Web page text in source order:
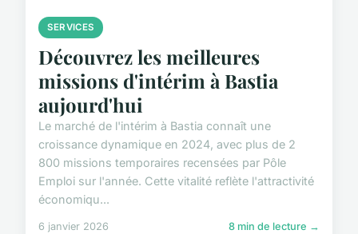
SERVICES
Découvrez les meilleures
missions d'intérim à Bastia
aujourd'hui
Le marché de l'intérim à Bastia connaît une
croissance dynamique en 2024, avec plus de 2
800 missions temporaires recensées par Pôle
Emploi sur l'année. Cette vitalité reflète l'attractivité
économiqu...
6 janvier 2026 8 min de lecture →